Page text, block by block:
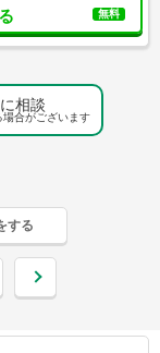
無料
相談
場合がございます
する